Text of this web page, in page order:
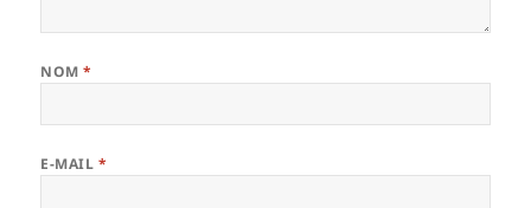
NOM*
E-MAIL *